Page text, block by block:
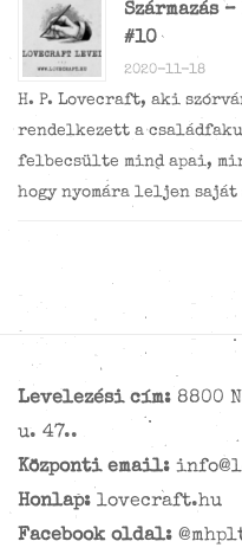
Származás
#10
2020-11-18
H. P. Lovecraft, aki
rendelkezett a
felbecsülte mind apai,
hogy nyomára leljen saját
Levelezési cím: 8800
u. 47..
Központi email:
Honlap: lovecraft.hu
Facebook oldal: